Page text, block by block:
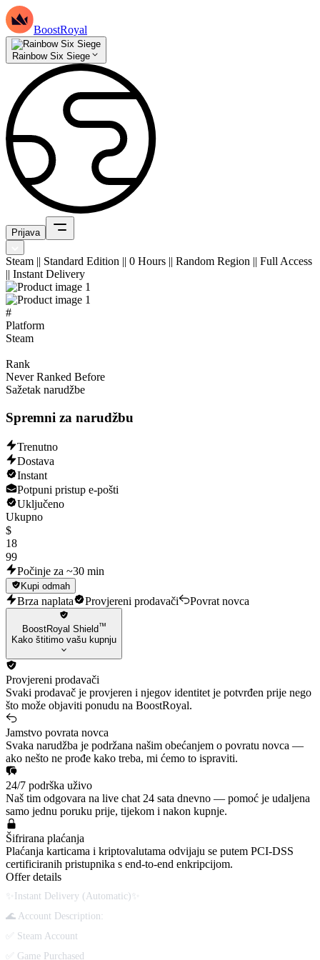
BoostRoyal
Rainbow Six Siege
Prijava
Steam || Standard Edition || 0 Hours || Random Region || Full Access
|| Instant Delivery
#
Platform
Steam
Rank
Never Ranked Before
Sažetak narudžbe
Spremni za narudžbu
Trenutno
Dostava
Instant
Potpuni pristup e-pošti
Uključeno
Ukupno
$
18
99
Počinje za ~30 min
Kupi odmah
Brza naplata Provjereni prodavači Povrat novca
BoostRoyal Shield™
Kako štitimo vašu kupnju
Provjereni prodavači
Svaki prodavač je provjeren i njegov identitet je potvrđen prije nego
što može objaviti ponudu na BoostRoyal.
Jamstvo povrata novca
Svaka narudžba je podržana našim obećanjem o povratu novca —
ako nešto ne prođe kako treba, mi ćemo to ispraviti.
24/7 podrška uživo
Naš tim odgovara na live chat 24 sata dnevno — pomoć je udaljena
samo jednu poruku prije, tijekom i nakon kupnje.
Šifrirana plaćanja
Plaćanja karticama i kriptovalutama odvijaju se putem PCI-DSS
certificiranih pristupnika s end-to-end enkripcijom.
Offer details
✨Instant Delivery (Automatic)✨
🌊 Account Description:
✅ Steam Account
✅ Game Purchased